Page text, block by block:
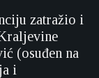
zatražio i
(osuđen na
i